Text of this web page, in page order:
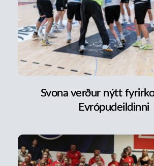
Svona verður nýtt
Evrópudeildinni